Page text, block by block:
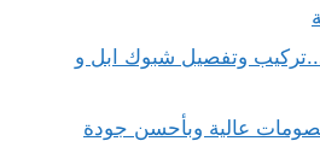
وتفصيل شبوك ابل و
عالية وبأحسن جودة